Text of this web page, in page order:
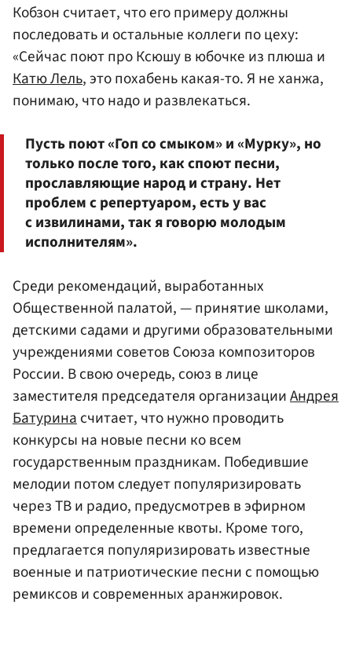
Кобзон считает, что его примеру должны
последовать и остальные коллеги по цеху:
«Сейчас поют про Ксюшу в юбочке из плюша и
Катю Лель, это похабень какая-то. Я не ханжа,
понимаю, что надо и развлекаться.
Пусть поют «Гоп со смыком» и «Мурку», но
только после того, как споют песни,
прославляющие народ и страну. Нет
проблем с репертуаром, есть у вас
с извилинами, так я говорю молодым
исполнителям».
Среди рекомендаций, выработанных
Общественной палатой, — принятие школами,
детскими садами и другими образовательными
учреждениями советов Союза композиторов
России. В свою очередь, союз в лице
заместителя председателя организацииАндрея
Батуринасчитает, что нужно проводить
конкурсы на новые песни ко всем
государственным праздникам. Победившие
мелодии потом следует популяризировать
через ТВ и радио, предусмотрев в эфирном
времени определенные квоты. Кроме того,
предлагается популяризировать известные
военные и патриотические песни с помощью
ремиксов и современных аранжировок.